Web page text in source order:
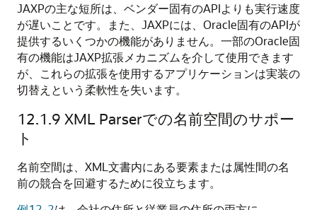
JAXPの主な短所は、ベンダー固有のAPIよりも実行速度
が遅いことです。また、JAXPには、Oracle固有のAPIが
提供するいくつかの機能がありません。一部のOracle固
有の機能はJAXP拡張メカニズムを介して使用できます
が、これらの拡張を使用するアプリケーションは実装の
切替えという柔軟性を失います。
12.1.9 XML Parserでの名前空間のサポー
ト
名前空間は、XML文書内にある要素または属性間の名
前の競合を回避するために役立ちます。